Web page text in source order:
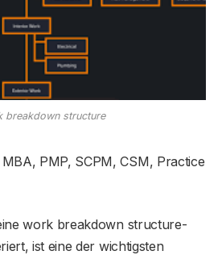
breakdown structure
PMP, SCPM, CSM, Practice
work breakdown structure-
ist eine der wichtigsten